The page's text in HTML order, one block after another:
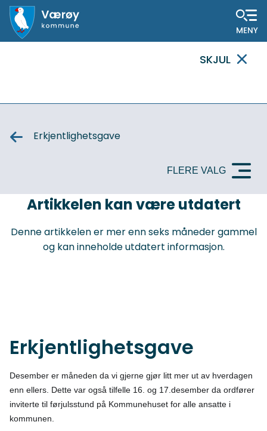
MELDING
SKJUL
Erkjentlighetsgave
FLERE VALG
VIKTIG
Artikkelen kan være utdatert
Denne artikkelen er mer enn seks måneder gammel
og kan inneholde utdatert informasjon.
Erkjentlighetsgave
Desember er måneden da vi gjerne gjør litt mer ut av hverdagen
enn ellers. Dette var også tilfelle 16. og 17.desember da ordfører
inviterte til førjulsstund på Kommunehuset for alle ansatte i
kommunen.